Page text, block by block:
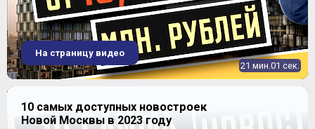
21 мин.01 сек.
На страницу видео
10 самых доступных новостроек
Новой Москвы в 2023 году